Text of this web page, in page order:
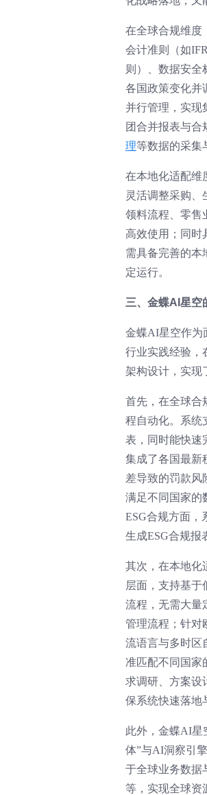
在全球合规维度
会计准则（如
则）、数据安全
各国政策变化并
并行管理，实现
团合并报表与合
理等数据的采集
在本地化适配维
灵活调整采购、
领料流程、零售
高效使用；同时
需具备完善的本
定运行。
三、金蝶AI星空
金蝶AI星空作为
行业实践经验，
架构设计，实现
首先，在全球合
程自动化。系统
表，同时能快速
集成了各国最新
差导致的罚款风
满足不同国家的
ESG合规方面，
生成ESG合规报
其次，在本地化
层面，支持基于
流程，无需大量
管理流程；针对
流语言与多时区
准匹配不同国家
求调研、方案设
保系统快速落地
此外，金蝶AI星
体”与AI洞察引
于全球业务数据
等，实现全球资